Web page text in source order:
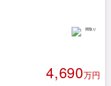
4,690万円